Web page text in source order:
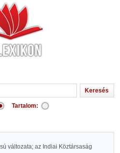
Tartalom:
változata; az Indiai Köztársaság